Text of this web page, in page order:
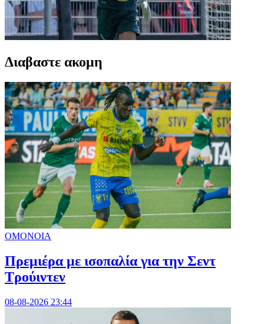
Διαβαστε ακομη
ΟΜΟΝΟΙΑ
Πρεμιέρα με ισοπαλία για την Σεντ
Τρούιντεν
08-08-2026 23:44